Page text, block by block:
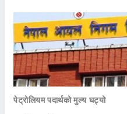
पेट्रोलियम पदार्थको मुल्य घट्यो